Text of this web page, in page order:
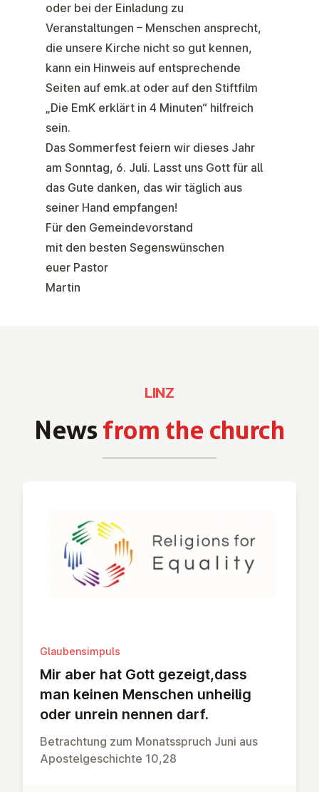
oder bei der Einladung zu
Veranstaltungen – Menschen ansprecht,
die unsere Kirche nicht so gut kennen,
kann ein Hinweis auf entsprechende
Seiten auf emk.at oder auf den Stiftfilm
„Die EmK erklärt in 4 Minuten“ hilfreich
sein.
Das Sommerfest feiern wir dieses Jahr
am Sonntag, 6. Juli. Lasst uns Gott für all
das Gute danken, das wir täglich aus
seiner Hand empfangen!
Für den Gemeindevorstand
mit den besten Segenswünschen
euer Pastor
Martin
Newsfrom the church
LINZ
Glaubensimpuls
Mir aber hat Gott gezeigt,dass
man keinen Menschen unheilig
oder unrein nennen darf.
Betrachtung zum Monatsspruch Juni aus
Apostelgeschichte 10,28